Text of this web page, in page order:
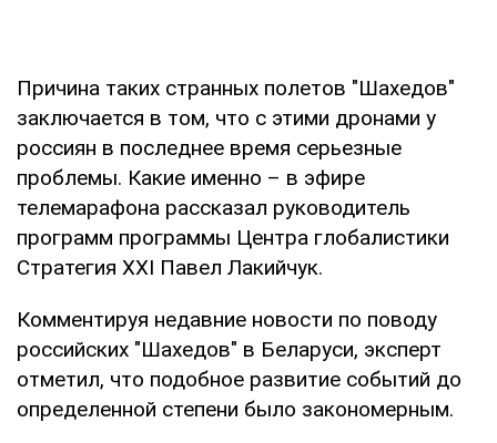
Причина таких странных полетов "Шахедов"
заключается в том, что с этими дронами у
россиян в последнее время серьезные
проблемы. Какие именно – в эфире
телемарафона рассказал руководитель
программ программы Центра глобалистики
Стратегия ХХІ Павел Лакийчук.
Комментируя недавние новости по поводу
российских "Шахедов" в Беларуси, эксперт
отметил, что подобное развитие событий до
определенной степени было закономерным.